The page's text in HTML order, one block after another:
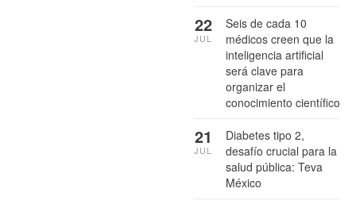
Seis de cada 10
médicos creen que la
inteligencia artificial
será clave para
organizar el
conocimiento científico
22
JUL
Diabetes tipo 2,
desafío crucial para la
salud pública: Teva
México
21
JUL